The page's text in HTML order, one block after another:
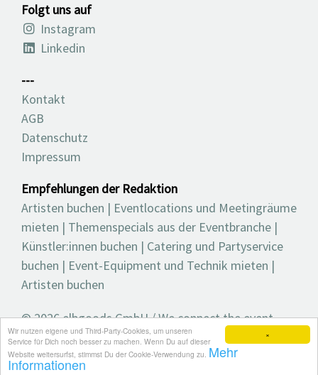
×
Wir nutzen eigene und Third-Party-Cookies, um unseren
Service für Dich noch besser zu machen. Wenn Du auf dieser
Website weitersurfst, stimmst Du der Cookie-Verwendung zu. Mehr
Informationen
Folgt uns auf
Instagram
Linkedin
---
Kontakt
AGB
Datenschutz
Impressum
Empfehlungen der Redaktion
Artisten buchen | Eventlocations und Meetingräume
mieten | Themenspecials aus der Eventbranche |
Künstler:innen buchen | Catering und Partyservice
buchen | Event-Equipment und Technik mieten |
Artisten buchen
© 2026 elbgoods GmbH / We connect the event
industry / Medienvielfalt für die Eventplanung /
Eventbranchenbuch, Blog, Magazin und mehr